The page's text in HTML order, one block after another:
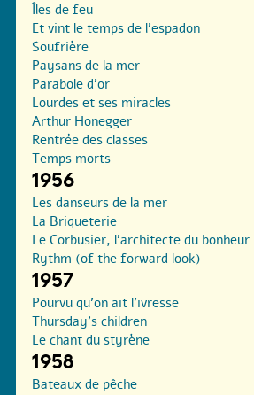
Îles de feu
Et vint le temps de l’espadon
Soufrière
Paysans de la mer
Parabole d’or
Lourdes et ses miracles
Arthur Honegger
Rentrée des classes
Temps morts
1956
Les danseurs de la mer
La Briqueterie
Le Corbusier, l’architecte du bonheur
Rythm (of the forward look)
1957
Pourvu qu’on ait l’ivresse
Thursday’s children
Le chant du styrène
1958
Bateaux de pêche